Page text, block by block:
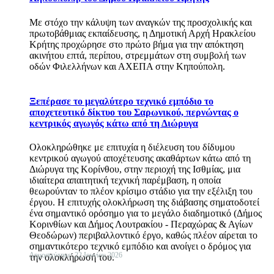
Με στόχο την κάλυψη των αναγκών της προσχολικής και
πρωτοβάθμιας εκπαίδευσης, η Δημοτική Αρχή Ηρακλείου
Κρήτης προχώρησε στο πρώτο βήμα για την απόκτηση
ακινήτου επτά, περίπου, στρεμμάτων στη συμβολή των
οδών Φιλελλήνων και ΑΧΕΠΑ στην Κηπούπολη.
Ξεπέρασε το μεγαλύτερο τεχνικό εμπόδιο το
αποχετευτικό δίκτυο του Σαρωνικού, περνώντας ο
κεντρικός αγωγός κάτω από τη Διώρυγα
Ολοκληρώθηκε με επιτυχία η διέλευση του δίδυμου
κεντρικού αγωγού αποχέτευσης ακαθάρτων κάτω από τη
Διώρυγα της Κορίνθου, στην περιοχή της Ισθμίας, μια
ιδιαίτερα απαιτητική τεχνική παρέμβαση, η οποία
θεωρούνταν το πλέον κρίσιμο στάδιο για την εξέλιξη του
έργου. Η επιτυχής ολοκλήρωση της διάβασης σηματοδοτεί
ένα σημαντικό ορόσημο για το μεγάλο διαδημοτικό (Δήμος
Κορινθίων και Δήμος Λουτρακίου - Περαχώρας & Αγίων
Θεοδώρων) περιβαλλοντικό έργο, καθώς πλέον αίρεται το
σημαντικότερο τεχνικό εμπόδιο και ανοίγει ο δρόμος για
την ολοκλήρωσή του.
Δημοσιεύτηκε: 22 Ιουνίου 2026